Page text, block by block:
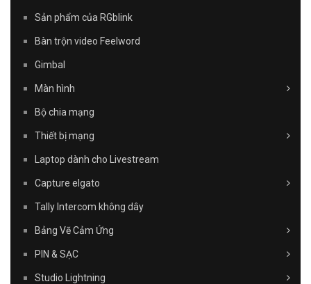
Sản phẩm của RGblink
Bàn trộn video Feelword
Gimbal
Màn hình
Bộ chia mạng
Thiết bị mạng
Laptop dành cho Livestream
Capture elgato
Tally Intercom không dây
Bảng Vẽ Cảm Ứng
PIN & SẠC
Studio Lightning